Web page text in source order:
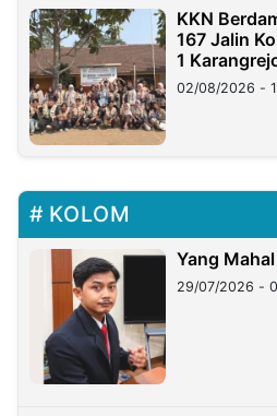
KKN
167 Jalin
1
02/08/2026 -
KOLOM
Yang
29/07/2026 -